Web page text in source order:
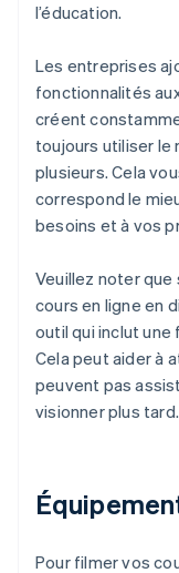
l’éducation.
Les entreprises
fonctionnalités
créent
toujours utiliser le
plusieurs. Cela
correspond le
besoins et à vos
Veuillez noter
cours en ligne en
outil qui inclut
Cela peut aider à
peuvent pas
visionner plus tard.
Pour filmer vos